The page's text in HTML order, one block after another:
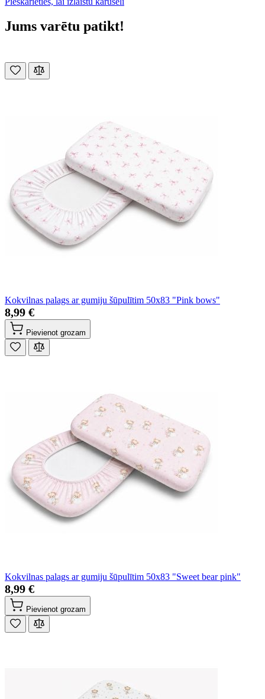
Jums varētu patikt!
Kokvilnas palags ar gumiju šūpulītim 50x83 "Pink bows"
8,99 €
Pievienot grozam
Kokvilnas palags ar gumiju šūpulītim 50x83 "Sweet bear pink"
8,99 €
Pievienot grozam